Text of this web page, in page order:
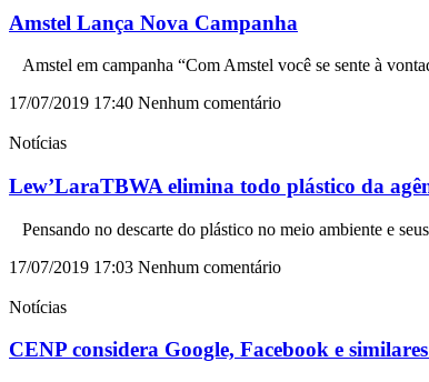
Amstel Lança Nova Campanha
Amstel em campanha “Com Amstel você se sente à
17/07/2019 17:40 Nenhum comentário
Notícias
Lew’LaraTBWA elimina todo plástico da
Pensando no descarte do plástico no meio ambiente e
17/07/2019 17:03 Nenhum comentário
Notícias
CENP considera Google, Facebook e